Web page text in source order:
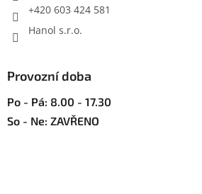
+420 603 424 581
Hanol s.r.o.
Provozní doba
Po - Pá: 8.00 - 17.30
So - Ne: ZAVŘENO